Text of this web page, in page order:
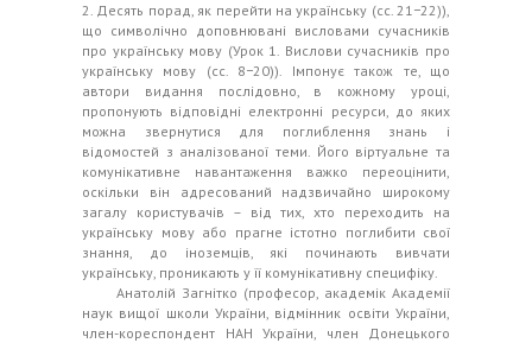
2. Десять порад, як перейти на українську (сс. 21−22)),
що символічно доповнювані висловами сучасників
про українську мову (Урок 1. Вислови сучасників про
українську мову (сс. 8−20)). Імпонує також те, що
автори видання послідовно, в кожному уроці,
пропонують відповідні електронні ресурси, до яких
можна звернутися для поглиблення знань і
відомостей з аналізованої теми. Його віртуальне та
комунікативне навантаження важко переоцінити,
оскільки він адресований надзвичайно широкому
загалу користувачів – від тих, хто переходить на
українську мову або прагне істотно поглибити свої
знання, до іноземців, які починають вивчати
українську, проникають у її комунікативну специфіку.
Анатолій Загнітко (професор, академік Академії
наук вищої школи України, відмінник освіти України,
член-кореспондент НАН України, член Донецького